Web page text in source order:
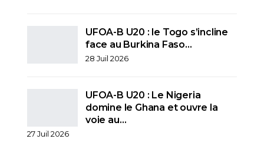
UFOA-B U20 : le Togo s’incline
face au Burkina Faso…
28 Juil 2026
UFOA-B U20 : Le Nigeria
domine le Ghana et ouvre la
voie au…
27 Juil 2026